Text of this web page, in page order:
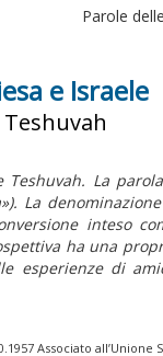
Parole
e Israele
La
La
inteso
ha una
esperienze di
Associato all’Unione